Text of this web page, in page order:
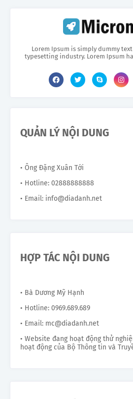
Lorem Ipsum is simply dummy
typesetting industry. Lorem Ipsum
QUẢN LÝ NỘI DUNG
• Ông Đặng Xuân Tới
• Hotline: 02888888888
• Email: info@diadanh.net
HỢP TÁC NỘI DUNG
• Bà Dương Mỹ Hạnh
• Hotline: 0969.689.689
• Email: mc@diadanh.net
• Website đang hoạt động thử
hoạt động của Bộ Thông tin và